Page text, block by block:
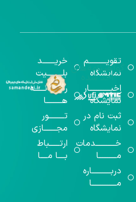
تقویــــــــــم
نمایشگاه
اخبــــــــــــار
نمایشگاه
ثبت نام در
نمایشگاه
خـــــــــــدمات
مــــــــــا
دربـــــــــــاره
مــــــــــــــا
خریـــــــد
بلـــــــــیت
رســـــانــــــه
هـــــــــا
تـــــــــور
مجـــــــازی
ارتــــــباط
بــــا مــــا
گواهینامه‌های
اخذ شده